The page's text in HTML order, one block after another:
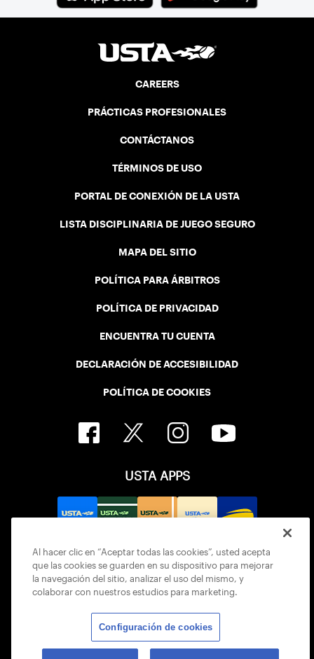
CAREERS
PRÁCTICAS PROFESIONALES
CONTÁCTANOS
TÉRMINOS DE USO
PORTAL DE CONEXIÓN DE LA USTA
LISTA DISCIPLINARIA DE JUEGO SEGURO
MAPA DEL SITIO
POLÍTICA PARA ÁRBITROS
POLÍTICA DE PRIVACIDAD
ENCUENTRA TU CUENTA
DECLARACIÓN DE ACCESIBILIDAD
POLÍTICA DE COOKIES
USTA APPS
© 2026 USTA ALL RIGHTS RESERVED
Al hacer clic en “Aceptar todas las cookies”, usted acepta
que las cookies se guarden en su dispositivo para mejorar
la navegación del sitio, analizar el uso del mismo, y
colaborar con nuestros estudios para marketing.
Configuración de cookies